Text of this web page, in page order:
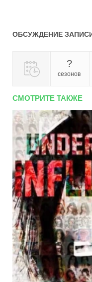
ОБСУЖДЕНИЕ
?
сезонов
СМОТРИТЕ ТАКЖЕ